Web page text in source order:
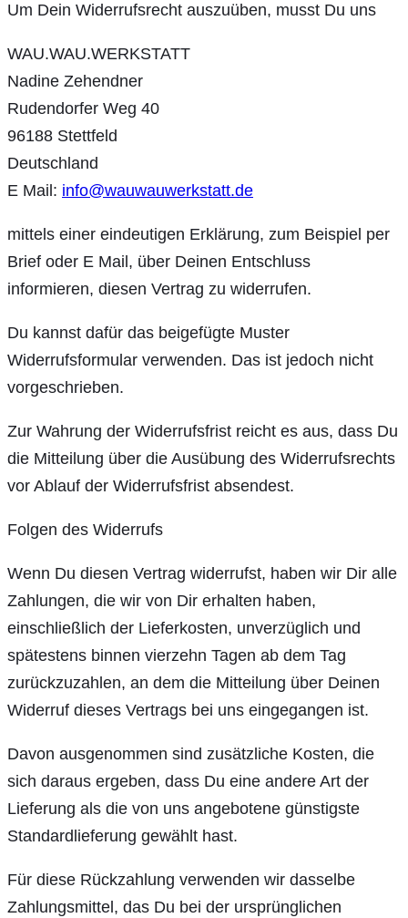
Um Dein Widerrufsrecht auszuüben, musst Du uns
WAU.WAU.WERKSTATT
Nadine Zehendner
Rudendorfer Weg 40
96188 Stettfeld
Deutschland
E Mail: info@wauwauwerkstatt.de
mittels einer eindeutigen Erklärung, zum Beispiel per
Brief oder E Mail, über Deinen Entschluss
informieren, diesen Vertrag zu widerrufen.
Du kannst dafür das beigefügte Muster
Widerrufsformular verwenden. Das ist jedoch nicht
vorgeschrieben.
Zur Wahrung der Widerrufsfrist reicht es aus, dass Du
die Mitteilung über die Ausübung des Widerrufsrechts
vor Ablauf der Widerrufsfrist absendest.
Folgen des Widerrufs
Wenn Du diesen Vertrag widerrufst, haben wir Dir alle
Zahlungen, die wir von Dir erhalten haben,
einschließlich der Lieferkosten, unverzüglich und
spätestens binnen vierzehn Tagen ab dem Tag
zurückzuzahlen, an dem die Mitteilung über Deinen
Widerruf dieses Vertrags bei uns eingegangen ist.
Davon ausgenommen sind zusätzliche Kosten, die
sich daraus ergeben, dass Du eine andere Art der
Lieferung als die von uns angebotene günstigste
Standardlieferung gewählt hast.
Für diese Rückzahlung verwenden wir dasselbe
Zahlungsmittel, das Du bei der ursprünglichen